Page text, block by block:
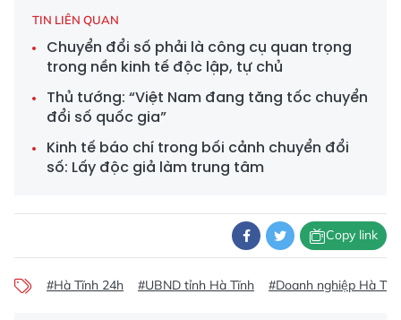
TIN LIÊN QUAN
Chuyển đổi số phải là công cụ quan trọng
trong nền kinh tế độc lập, tự chủ
Thủ tướng: “Việt Nam đang tăng tốc chuyển
đổi số quốc gia”
Kinh tế báo chí trong bối cảnh chuyển đổi
số: Lấy độc giả làm trung tâm
Copy link
#Hà Tĩnh 24h #UBND tỉnh Hà Tĩnh #Doanh nghiệp Hà